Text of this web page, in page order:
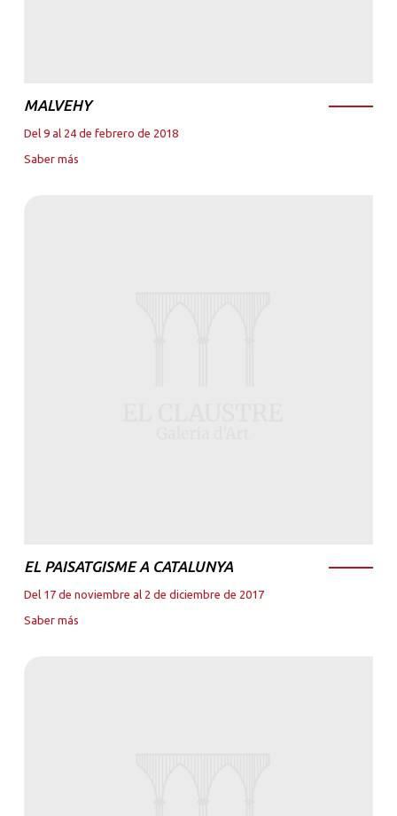
MALVEHY
Del 9 al 24 de febrero de 2018
Saber más
EL PAISATGISME A CATALUNYA
Del 17 de noviembre al 2 de diciembre de 2017
Saber más